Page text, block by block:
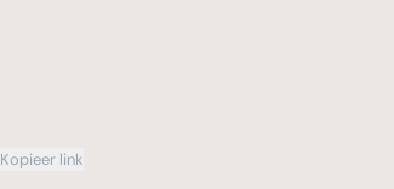
Kopieer link